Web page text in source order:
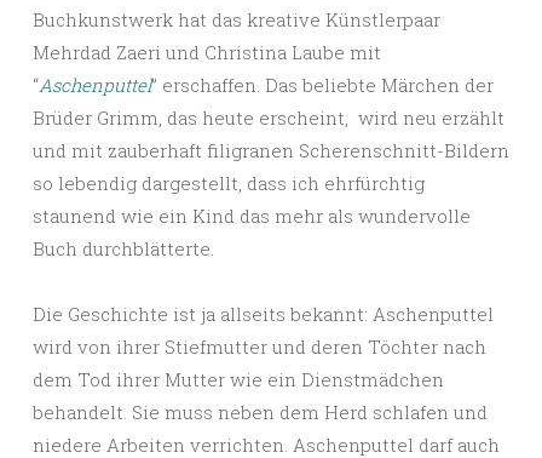
Buchkunstwerk hat das kreative Künstlerpaar
Mehrdad Zaeri und Christina Laube mit
“Aschenputtel” erschaffen. Das beliebte Märchen der
Brüder Grimm, das heute erscheint, wird neu erzählt
und mit zauberhaft filigranen Scherenschnitt-Bildern
so lebendig dargestellt, dass ich ehrfürchtig
staunend wie ein Kind das mehr als wundervolle
Buch durchblätterte.
Die Geschichte ist ja allseits bekannt: Aschenputtel
wird von ihrer Stiefmutter und deren Töchter nach
dem Tod ihrer Mutter wie ein Dienstmädchen
behandelt. Sie muss neben dem Herd schlafen und
niedere Arbeiten verrichten. Aschenputtel darf auch